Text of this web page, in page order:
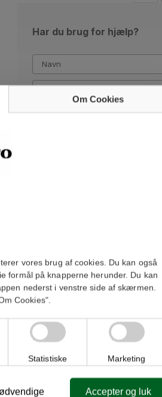
Har du brug for hjælp?
Jeg accepterer, at mine
kontakte mig i forbindelse med
Download
Om Cookies
vores brug af cookies. Du kan også
formål på knapperne herunder. Du kan
nederst i venstre side af skærmen.
Cookies".
Statistiske Marketing
Accepter og luk